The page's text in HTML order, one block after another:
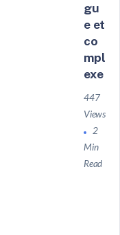
gu
e et
co
mpl
exe
447
Views
2
Min
Read